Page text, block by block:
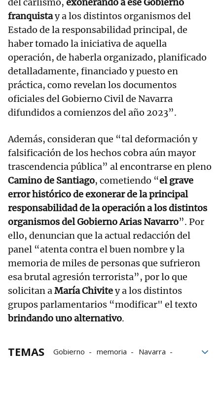
del carlismo, exonerando a ese Gobierno
franquistay a los distintos organismos del
Estado de la responsabilidad principal, de
haber tomado la iniciativa de aquella
operación, de haberla organizado, planificado
detalladamente, financiado y puesto en
práctica, como revelan los documentos
oficiales del Gobierno Civil de Navarra
difundidos a comienzos del año 2023”.
Además, consideran que “tal deformación y
falsificación de los hechos cobra aún mayor
trascendencia pública” al encontrarse en pleno
Camino de Santiago, cometiendo “el grave
error histórico de exonerar de la principal
responsabilidad de la operación a los distintos
organismos del Gobierno Arias Navarro”. Por
ello, denuncian que la actual redacción del
panel “atenta contra el buen nombre y la
memoria de miles de personas que sufrieron
esa brutal agresión terrorista”, por lo que
solicitan aMaría Chivitey a los distintos
grupos parlamentarios “modificar" el texto
brindando uno alternativo.
TEMAS Gobierno memoria
Navarra